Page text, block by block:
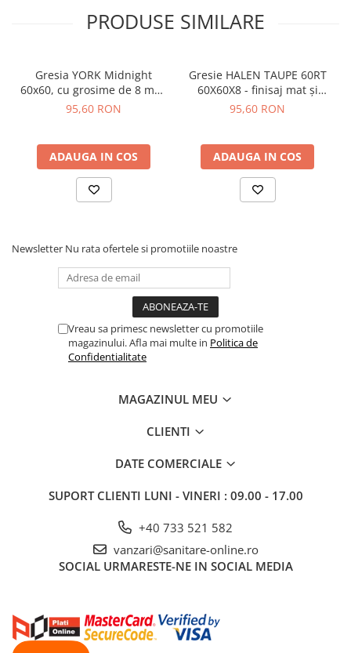
PRODUSE SIMILARE
Gresia YORK Midnight
60x60, cu grosime de 8 mm,
combină estetica sofisticată
plăcilor porțelanate
95,60 RON
ADAUGA IN COS
Gresie HALEN TAUPE 60RT
60X60X8 - finisaj mat și
aspect de beton
95,60 RON
ADAUGA IN COS
Newsletter Nu rata ofertele si promotiile noastre
Vreau sa primesc newsletter cu promotiile
magazinului. Afla mai multe in Politica de
Confidentialitate
MAGAZINUL MEU
CLIENTI
DATE COMERCIALE
SUPORT CLIENTI LUNI - VINERI : 09.00 - 17.00
+40 733 521 582
vanzari@sanitare-online.ro
SOCIAL URMARESTE-NE IN SOCIAL MEDIA